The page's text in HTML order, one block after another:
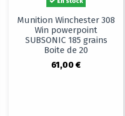
Munition Winchester 308
Win powerpoint
SUBSONIC 185 grains
Boite de 20
61,00 €